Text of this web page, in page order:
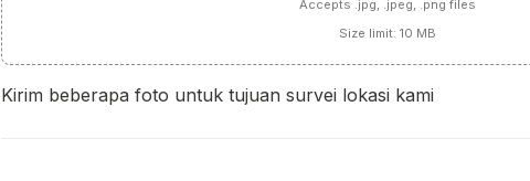
Accepts .jpg, .jpeg, .png files
Size limit: 10 MB
Kirim beberapa foto untuk tujuan survei lokasi kami